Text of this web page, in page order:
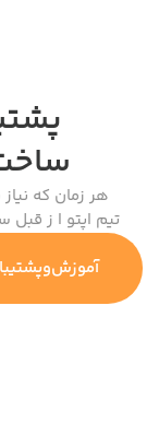
هر زمان که
تیم اپتو ا ز قبل